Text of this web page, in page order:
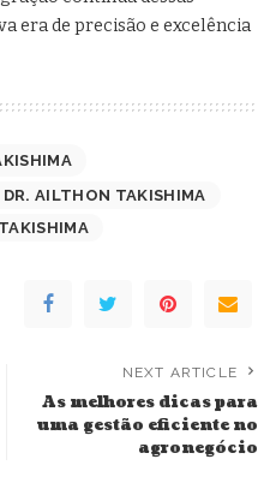
era de precisão e excelência
DR. AILTHON TAKISHIMA
NEXT ARTICLE
As melhores dicas para
uma gestão eficiente no
agronegócio